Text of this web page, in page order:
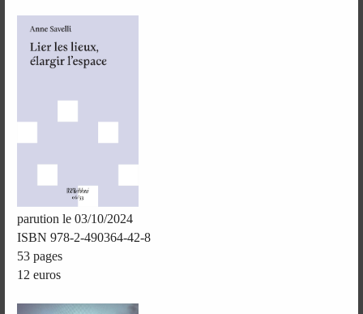
parution le 03/10/2024
ISBN 978-2-490364-42-8
53 pages
12 euros